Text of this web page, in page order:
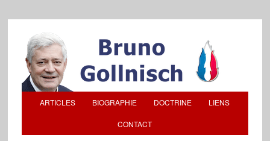
ARTICLES BIOGRAPHIE DOCTRINE LIENS
CONTACT